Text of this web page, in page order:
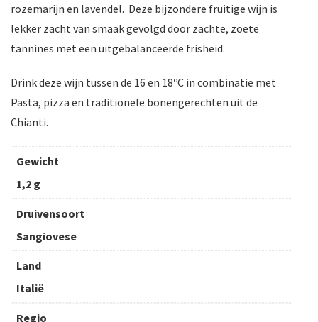
rozemarijn en lavendel. Deze bijzondere fruitige wijn is
lekker zacht van smaak gevolgd door zachte, zoete
tannines met een uitgebalanceerde frisheid.
Drink deze wijn tussen de 16 en 18ºC in combinatie met
Pasta, pizza en traditionele bonengerechten uit de
Chianti.
Gewicht
1,2 g
Druivensoort
Sangiovese
Land
Italië
Regio